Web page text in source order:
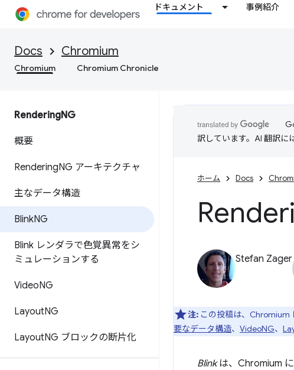
ドキュメント 事例紹介
Docs Chromium
Chromium Chromium Chronicle
RenderingNG
概要
RenderingNG アーキテクチャ
主なデータ構造
BlinkNG
Blink レンダラで色覚異常をシ
ミュレーションする
VideoNG
LayoutNG
LayoutNG ブロックの断片化
訳しています。AI 翻訳に
ホーム Docs
Stefan Zager
注: この投稿は、Chromium
要なデータ構造、 VideoNG、
Blinkは、Chromium